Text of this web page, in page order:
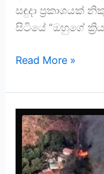
සඳුදා ප්‍රකාශයක්
සිටියේ “ඔහුගේ
Read More »
මියන්මාර
හමුදා
ප්‍රහාර
නිසා